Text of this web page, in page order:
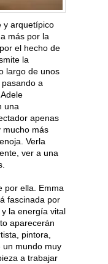
y arquetípico
más por la
el hecho de
la
largo de unos
a
una
apenas
mucho más
Verla
ver a una
por ella. Emma
fascinada por
la energía vital
aparecerán
pintora,
un mundo muy
a trabajar